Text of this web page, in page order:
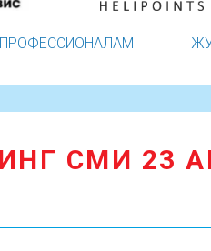
ПРОФЕССИОНАЛАМ
СМИ 23